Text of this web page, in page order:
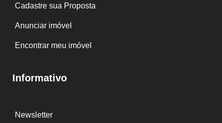
Cadastre sua Proposta
Anunciar imóvel
Encontrar meu imóvel
Informativo
Newsletter